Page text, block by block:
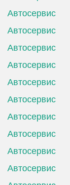
Автосервис
Автосервис
Автосервис
Автосервис
Автосервис
Автосервис
Автосервис
Автосервис
Автосервис
Автосервис